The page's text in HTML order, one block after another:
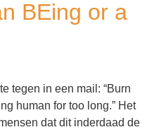
BEing or a
tegen in een mail: “Burn
human for too long.” Het
dat dit inderdaad de